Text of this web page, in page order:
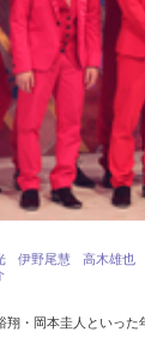
伊野尾慧 高木雄也
翔・岡本圭人といった